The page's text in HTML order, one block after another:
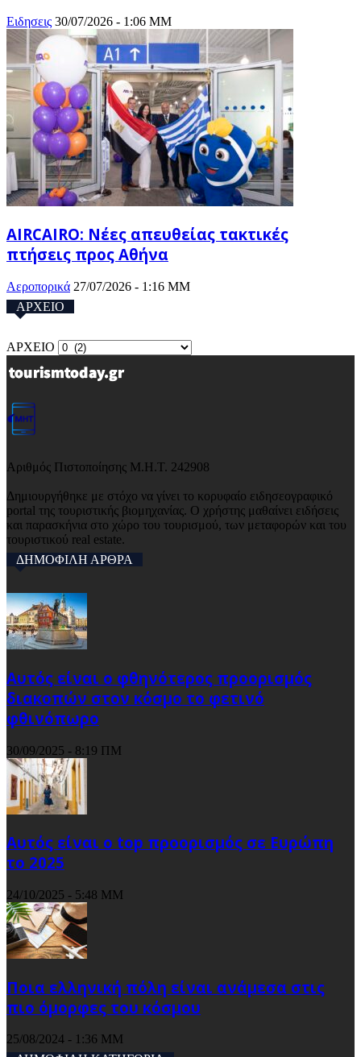
Ειδησεις 30/07/2026 - 1:06 ΜΜ
AIRCAIRO: Νέες απευθείας τακτικές
πτήσεις προς Αθήνα
Αεροπορικά 27/07/2026 - 1:16 ΜΜ
ΑΡΧΕΙΟ
ΑΡΧΕΙΟ
Αριθμός Πιστοποίησης Μ.Η.Τ. 242908
Δημιουργήθηκε με στόχο να γίνει το κορυφαίο ειδησεογραφικό
portal της τουριστικής βιομηχανίας. Ο χρήστης μαθαίνει ειδήσεις
και παρασκήνια στο χώρο του τουρισμού, των μεταφορών και του
τουριστικού real estate.
ΔΗΜΟΦΙΛΗ ΑΡΘΡΑ
Αυτός είναι ο φθηνότερος προορισμός
διακοπών στον κόσμο το φετινό
φθινόπωρο
30/09/2025 - 8:19 ΠΜ
Αυτός είναι ο top προορισμός σε Ευρώπη
το 2025
24/10/2025 - 5:48 ΜΜ
Ποια ελληνική πόλη είναι ανάμεσα στις
πιο όμορφες του κόσμου
25/08/2024 - 1:36 ΜΜ